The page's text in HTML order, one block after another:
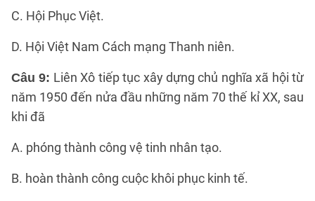
C. Hội Phục Việt.
D. Hội Việt Nam Cách mạng Thanh niên.
Câu 9: Liên Xô tiếp tục xây dựng chủ nghĩa xã hội từ
năm 1950 đến nửa đầu những năm 70 thế kỉ XX, sau
khi đã
A. phóng thành công vệ tinh nhân tạo.
B. hoàn thành công cuộc khôi phục kinh tế.